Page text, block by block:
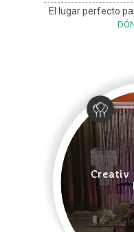
El lugar perfecto
Creativ